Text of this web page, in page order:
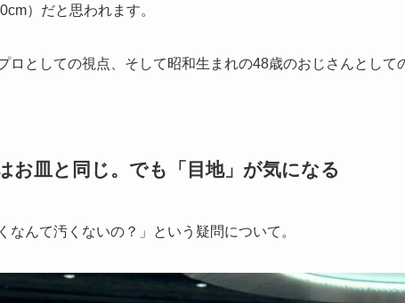
）だと思われます。
ロとしての視点、そして昭和生まれの48歳のおじさんとして
お皿と同じ。でも「目地」が気になる
なんて汚くないの？」という疑問について。